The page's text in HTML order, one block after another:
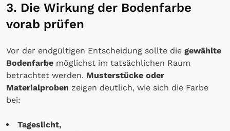
3. Die Wirkung der Bodenfarbe
vorab prüfen
Vor der endgültigen Entscheidung sollte die gewählte
Bodenfarbe möglichst im tatsächlichen Raum
betrachtet werden. Musterstücke oder
Materialproben zeigen deutlich, wie sich die Farbe
bei:
Tageslicht,